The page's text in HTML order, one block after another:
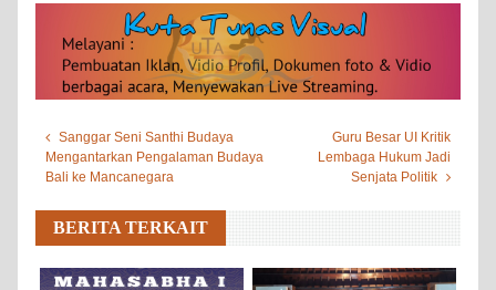
Sanggar Seni Santhi Budaya
Mengantarkan Pengalaman Budaya
Bali ke Mancanegara
Guru Besar UI Kritik
Lembaga Hukum Jadi
Senjata Politik
BERITA TERKAIT